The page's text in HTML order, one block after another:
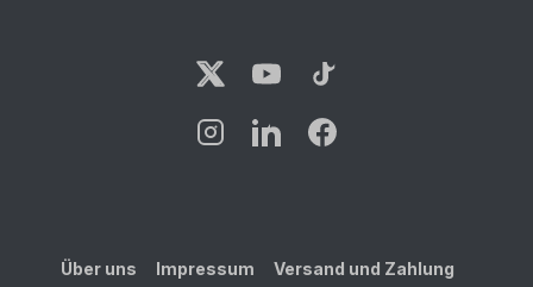
Über uns Impressum
Versand und Zahlung